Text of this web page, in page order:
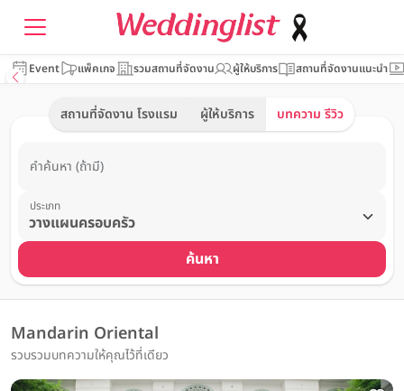
Event แพ็คเกจ รวมสถานที่จัดงาน ผู้ให้บริการ สถานที่จัดงานแนะนำ
สถานที่จัดงาน โรงแรม ผู้ให้บริการ บทความ รีวิว
คำค้นหา (ถ้ามี)
ประเภท
ค้นหา
Mandarin Oriental
รวบรวมบทความให้คุณไว้ที่เดียว